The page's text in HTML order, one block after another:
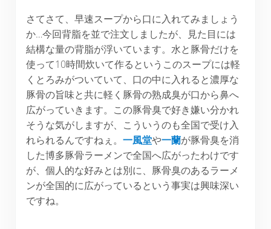
さてさて、早速スープから口に入れてみましょう
か…今回背脂を並で注文しましたが、見た目には
結構な量の背脂が浮いています。水と豚骨だけを
使って10時間炊いて作るというこのスープには軽
くとろみがついていて、口の中に入れると濃厚な
豚骨の旨味と共に軽く豚骨の熟成臭が口から鼻へ
広がっていきます。この豚骨臭で好き嫌い分かれ
そうな気がしますが、こういうのも全国で受け入
れられるんですねぇ。 一風堂や一蘭が豚骨臭を消
した博多豚骨ラーメンで全国へ広がったわけです
が、個人的な好みとは別に、豚骨臭のあるラーメ
ンが全国的に広がっているという事実は興味深い
ですね。